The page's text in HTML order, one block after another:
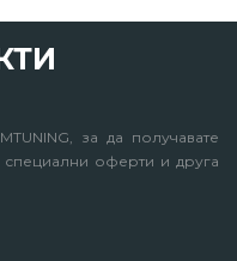
за да получавате
специални оферти и друга